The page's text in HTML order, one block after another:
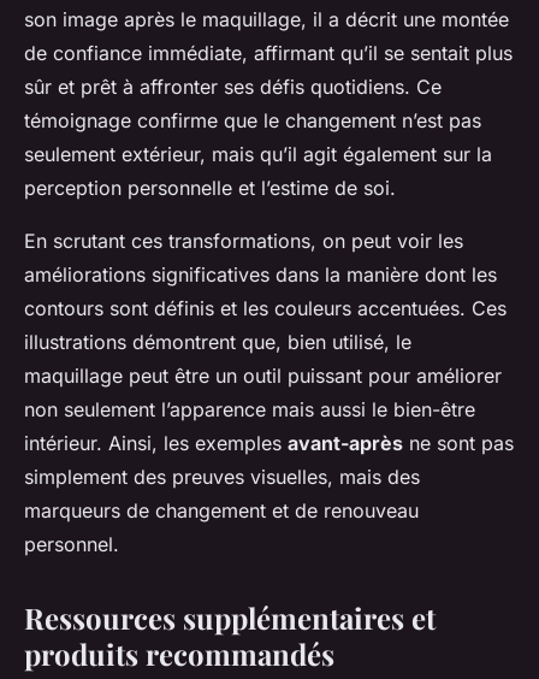
son image après le maquillage, il a décrit une montée
de confiance immédiate, affirmant qu’il se sentait plus
sûr et prêt à affronter ses défis quotidiens. Ce
témoignage confirme que le changement n’est pas
seulement extérieur, mais qu’il agit également sur la
perception personnelle et l’estime de soi.
En scrutant ces transformations, on peut voir les
améliorations significatives dans la manière dont les
contours sont définis et les couleurs accentuées. Ces
illustrations démontrent que, bien utilisé, le
maquillage peut être un outil puissant pour améliorer
non seulement l’apparence mais aussi le bien-être
intérieur. Ainsi, les exemples avant-après ne sont pas
simplement des preuves visuelles, mais des
marqueurs de changement et de renouveau
personnel.
Ressources supplémentaires et
produits recommandés